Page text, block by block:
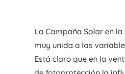
La Campaña Solar en
muy unida a las
Está claro que en la